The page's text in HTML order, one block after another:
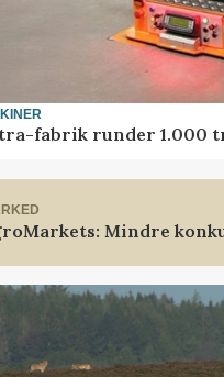
fabrik runder 1.000
Mindre